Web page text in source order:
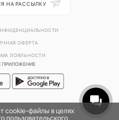
ПРИЛОЖЕНИЕ
НА РАССЫЛКУ
ОФЕРТА
ЛОЯЛЬНОСТИ
cookie-файлы в целях
пользовательского